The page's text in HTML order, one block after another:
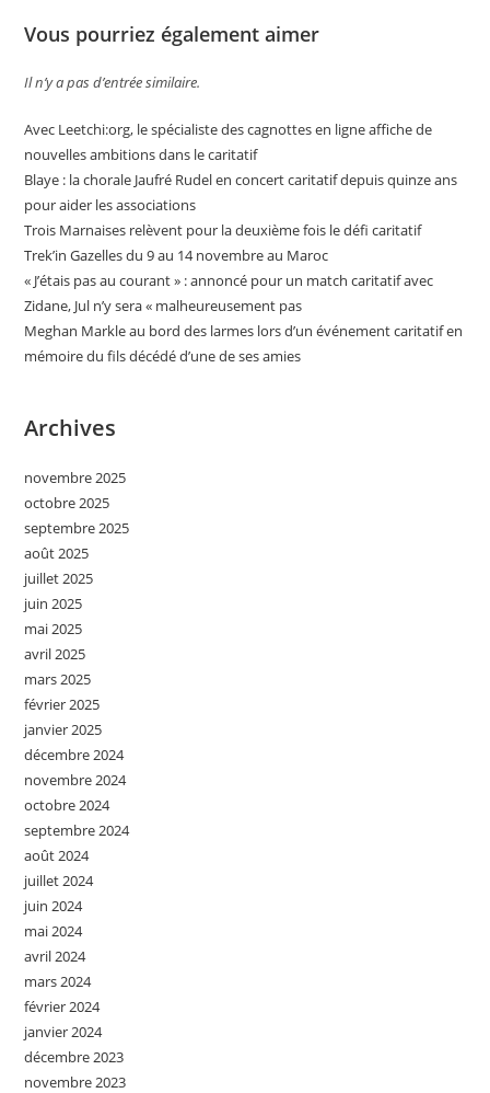
Vous pourriez également aimer
Il n’y a pas d’entrée similaire.
Avec Leetchi:org, le spécialiste des cagnottes en ligne affiche de
nouvelles ambitions dans le caritatif
Blaye : la chorale Jaufré Rudel en concert caritatif depuis quinze ans
pour aider les associations
Trois Marnaises relèvent pour la deuxième fois le défi caritatif
Trek’in Gazelles du 9 au 14 novembre au Maroc
« J’étais pas au courant » : annoncé pour un match caritatif avec
Zidane, Jul n’y sera « malheureusement pas
Meghan Markle au bord des larmes lors d’un événement caritatif en
mémoire du fils décédé d’une de ses amies
Archives
novembre 2025
octobre 2025
septembre 2025
août 2025
juillet 2025
juin 2025
mai 2025
avril 2025
mars 2025
février 2025
janvier 2025
décembre 2024
novembre 2024
octobre 2024
septembre 2024
août 2024
juillet 2024
juin 2024
mai 2024
avril 2024
mars 2024
février 2024
janvier 2024
décembre 2023
novembre 2023